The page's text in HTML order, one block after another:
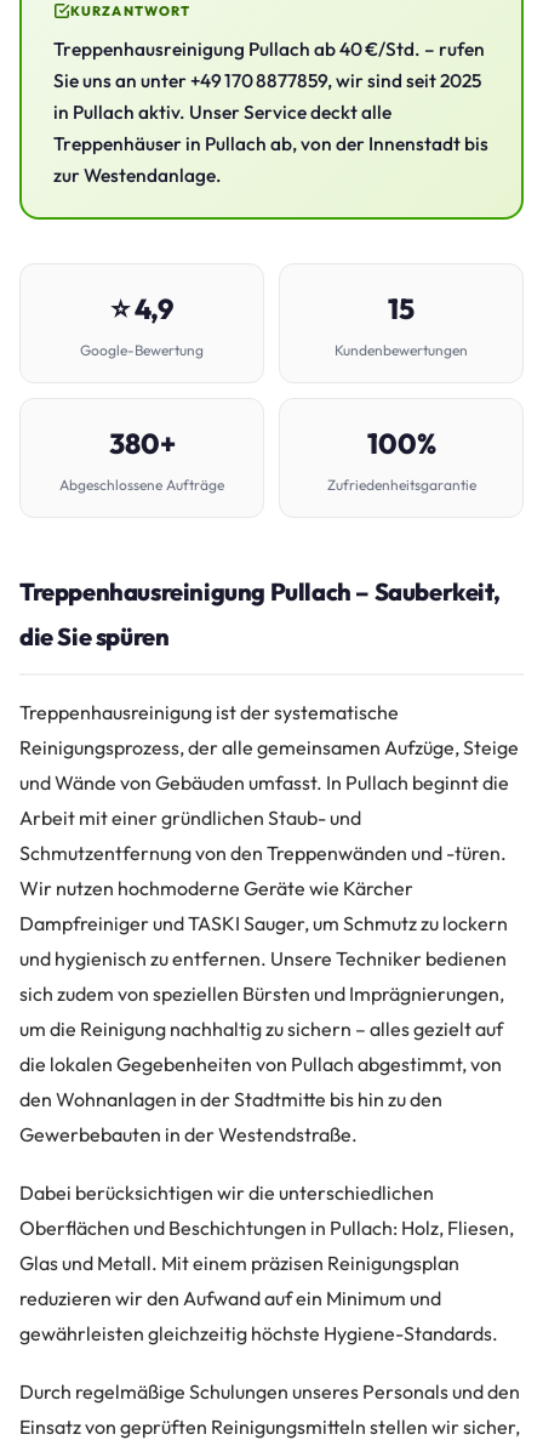
KURZANTWORT
Treppenhausreinigung Pullach ab 40 €/Std. – rufen
Sie uns an unter +49 170 8877859, wir sind seit 2025
in Pullach aktiv. Unser Service deckt alle
Treppenhäuser in Pullach ab, von der Innenstadt bis
zur Westendanlage.
⭐ 4,9
Google-Bewertung
15
Kundenbewertungen
380+
Abgeschlossene Aufträge
100%
Zufriedenheitsgarantie
Treppenhausreinigung Pullach – Sauberkeit,
die Sie spüren
Treppenhausreinigung ist der systematische
Reinigungsprozess, der alle gemeinsamen Aufzüge, Steige
und Wände von Gebäuden umfasst. In Pullach beginnt die
Arbeit mit einer gründlichen Staub- und
Schmutzentfernung von den Treppenwänden und -türen.
Wir nutzen hochmoderne Geräte wie Kärcher
Dampfreiniger und TASKI Sauger, um Schmutz zu lockern
und hygienisch zu entfernen. Unsere Techniker bedienen
sich zudem von speziellen Bürsten und Imprägnierungen,
um die Reinigung nachhaltig zu sichern – alles gezielt auf
die lokalen Gegebenheiten von Pullach abgestimmt, von
den Wohnanlagen in der Stadtmitte bis hin zu den
Gewerbebauten in der Westendstraße.
Dabei berücksichtigen wir die unterschiedlichen
Oberflächen und Beschichtungen in Pullach: Holz, Fliesen,
Glas und Metall. Mit einem präzisen Reinigungsplan
reduzieren wir den Aufwand auf ein Minimum und
gewährleisten gleichzeitig höchste Hygiene-Standards.
Durch regelmäßige Schulungen unseres Personals und den
Einsatz von geprüften Reinigungsmitteln stellen wir sicher,